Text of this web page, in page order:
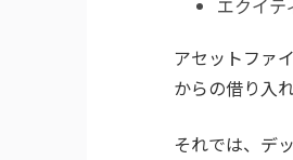
エクイテ
アセットファ
からの借り入
それでは、デ